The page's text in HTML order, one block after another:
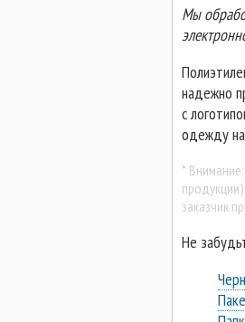
Мы
надежно
с
одежду на
*
заказчик
Не